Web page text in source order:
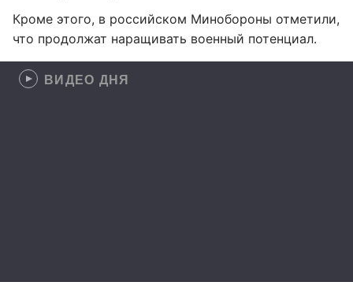
Кроме этого, в российском Минобороны отметили,
что продолжат наращивать военный потенциал.
ВИДЕО ДНЯ